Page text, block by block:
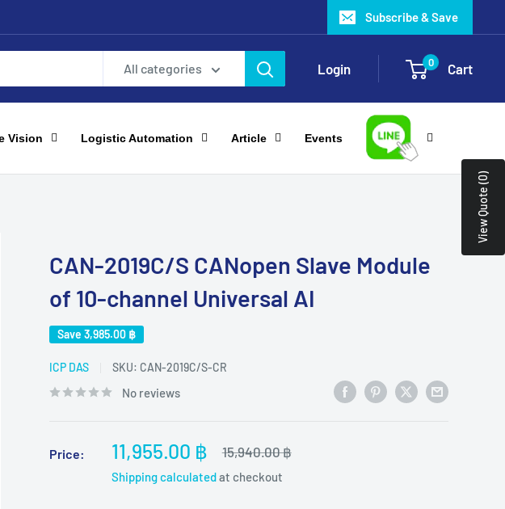
Subscribe & Save
All categories Login 0 Cart
Vision Logistic Automation Article Events
CAN-2019C/S CANopen Slave Module
of 10-channel Universal AI
Save3,985.00 ฿
ICP DAS SKU: CAN-2019C/S-CR
No reviews
Price:
Sale
price
11,955.00 ฿
Regular
15,940.00 ฿
Shipping calculatedat checkout
View Quote (0)